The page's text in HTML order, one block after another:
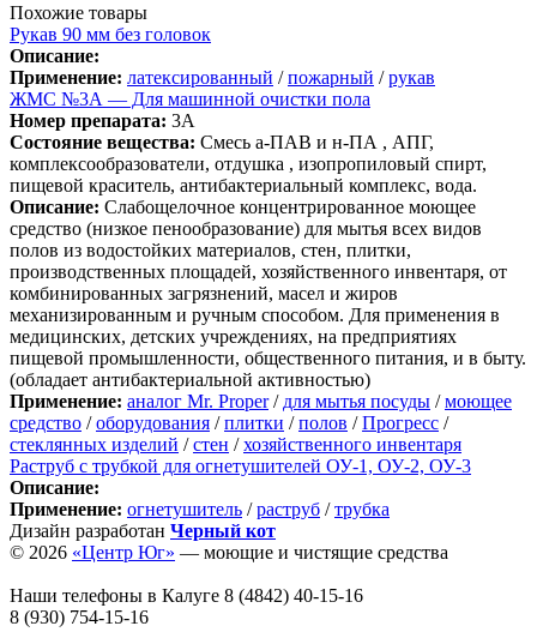
Похожие товары
Рукав 90 мм без головок
Описание:
Применение: латексированный /пожарный /рукав
ЖМС №3А — Для машинной очистки пола
Номер препарата: 3А
Состояние вещества: Смесь а-ПАВ и н-ПА , АПГ,
комплексообразователи, отдушка , изопропиловый спирт,
пищевой краситель, антибактериальный комплекс, вода.
Описание: Слабощелочное концентрированное моющее
средство (низкое пенообразование) для мытья всех видов
полов из водостойких материалов, стен, плитки,
производственных площадей, хозяйственного инвентаря, от
комбинированных загрязнений, масел и жиров
механизированным и ручным способом. Для применения в
медицинских, детских учреждениях, на предприятиях
пищевой промышленности, общественного питания, и в быту.
(обладает антибактериальной активностью)
Применение: аналог Mr. Proper/ для мытья посуды /моющее
средство /оборудования /плитки /полов /Прогресс /
стеклянных изделий /стен /хозяйственного инвентаря
Раструб с трубкой для огнетушителей ОУ-1, ОУ-2, ОУ-3
Описание:
Применение: огнетушитель /раструб /трубка
Дизайн разработан Черный кот
© 2026 «Центр Юг» — моющие и чистящие средства
Наши телефоны в Калуге 8 (4842) 40-15-16
8 (930) 754-15-16